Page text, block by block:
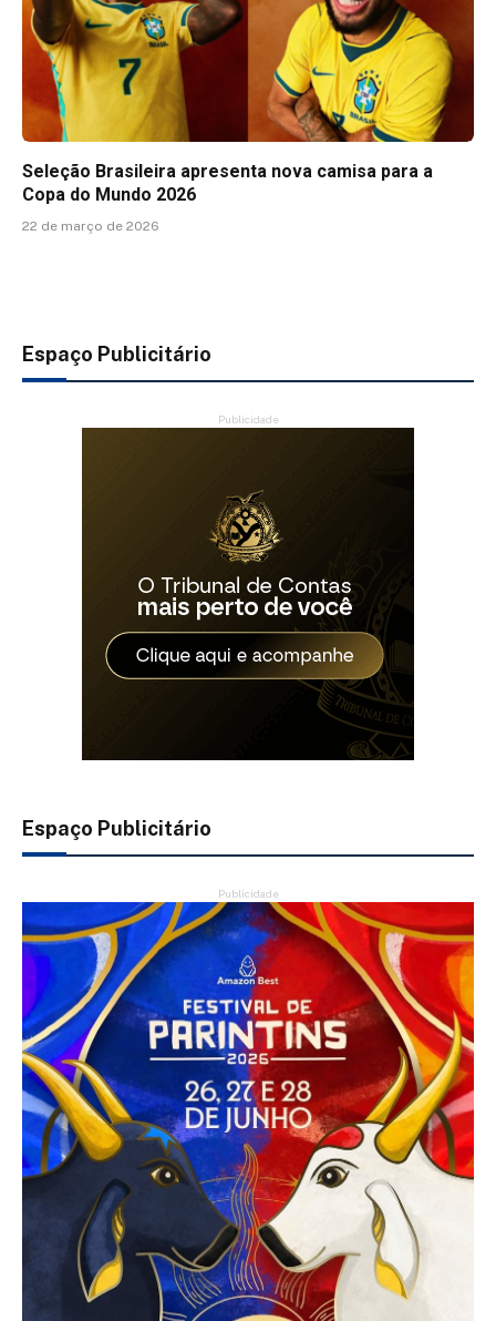
Seleção Brasileira apresenta nova camisa para a
Copa do Mundo 2026
22 de março de 2026
Espaço Publicitário
Publicidade
Espaço Publicitário
Publicidade